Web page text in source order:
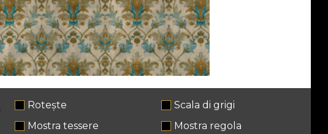
Rotește
Scala di grigi
Mostra tessere
Mostra regola